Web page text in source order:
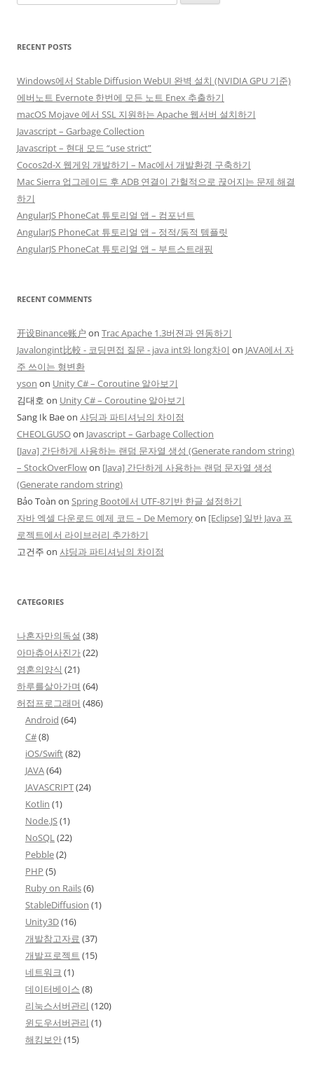
for:
RECENT POSTS
Windows에서 Stable Diffusion WebUI 완벽 설치 (NVIDIA GPU 기준)
에버노트 Evernote 한번에 모든 노트 Enex 추출하기
macOS Mojave 에서 SSL 지원하는 Apache 웹서버 설치하기
Javascript – Garbage Collection
Javascript – 현대 모드 “use strict”
Cocos2d-X 웹게임 개발하기 – Mac에서 개발환경 구축하기
Mac Sierra 업그레이드 후 ADB 연결이 간헐적으로 끊어지는 문제 해결
하기
AngularJS PhoneCat 튜토리얼 앱 – 컴포넌트
AngularJS PhoneCat 튜토리얼 앱 – 정적/동적 템플릿
AngularJS PhoneCat 튜토리얼 앱 – 부트스트래핑
RECENT COMMENTS
开设Binance账户 on Trac Apache 1.3버젼과 연동하기
Javalongint比較 - 코딩면접 질문 - java int와 long차이 on JAVA에서 자
주 쓰이는 형변환
yson on Unity C# – Coroutine 알아보기
김대호 on Unity C# – Coroutine 알아보기
Sang Ik Baeon 샤딩과 파티셔닝의 차이점
CHEOLGUSOon Javascript – Garbage Collection
[Java] 간단하게 사용하는 랜덤 문자열 생성 (Generate random string)
– StockOverFlowon [Java] 간단하게 사용하는 랜덤 문자열 생성
(Generate random string)
Bảo Toàn on Spring Boot에서 UTF-8기반 한글 설정하기
자바 엑셀 다운로드 예제 코드 – De Memoryon [Eclipse] 일반 Java 프
로젝트에서 라이브러리 추가하기
고건주 on 샤딩과 파티셔닝의 차이점
CATEGORIES
나혼자만의독설 (38)
아마츄어사진가(22)
영혼의양식 (21)
하루를살아가며 (64)
허접프로그래머 (486)
Android (64)
C#(8)
iOS/Swift(82)
JAVA(64)
JAVASCRIPT(24)
Kotlin (1)
Node.JS(1)
NoSQL(22)
Pebble(2)
PHP (5)
Ruby on Rails(6)
StableDiffusion (1)
Unity3D(16)
개발참고자료 (37)
개발프로젝트 (15)
네트워크 (1)
데이터베이스 (8)
리눅스서버관리 (120)
윈도우서버관리 (1)
해킹보안(15)